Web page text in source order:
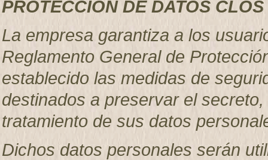
PROTECCIÓN DE DATOS
La empresa garantiza a los
Reglamento General de
establecido las medidas de
destinados a preservar el
tratamiento de sus datos
Dichos datos personales serán